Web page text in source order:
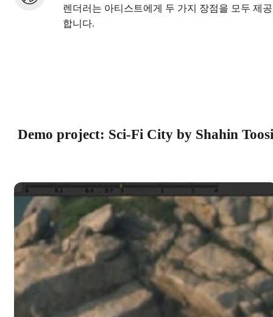
렌더러는 아티스트에게 두 가지 장점을 모두 제공
합니다.
Demo project: Sci-Fi City by Shahin Toosi